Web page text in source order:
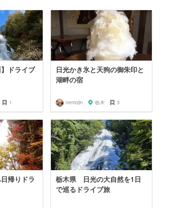
】ドライブ
1
日光かき氷と天狗の御朱印と
湖畔の宿
nemojin 栃木 3
帰りドラ
栃木県 日光の大自然を1日
で巡るドライブ旅